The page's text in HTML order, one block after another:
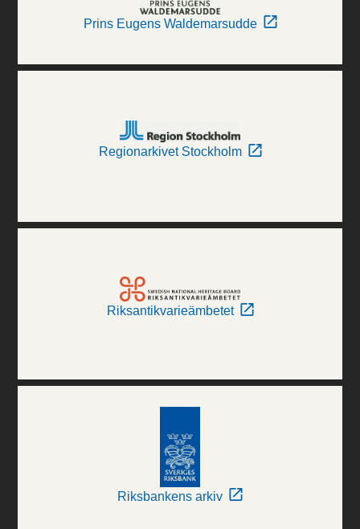
Prins Eugens Waldemarsudde
Regionarkivet Stockholm
Riksantikvarieämbetet
Riksbankens arkiv